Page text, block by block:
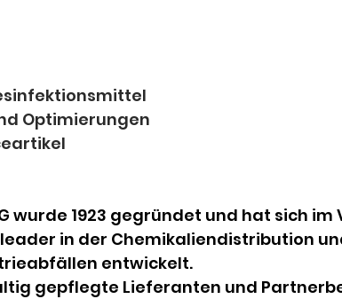
Optimierungen
wurde 1923 gegründet und hat sich
in der Chemikaliendistribution
entwickelt.
gepflegte Lieferanten und